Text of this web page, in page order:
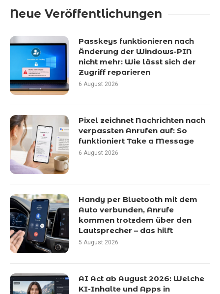
Neue Veröffentlichungen
Passkeys funktionieren nach
Änderung der Windows-PIN
nicht mehr: Wie lässt sich der
Zugriff reparieren
6 August 2026
Pixel zeichnet Nachrichten nach
verpassten Anrufen auf: So
funktioniert Take a Message
6 August 2026
Handy per Bluetooth mit dem
Auto verbunden, Anrufe
kommen trotzdem über den
Lautsprecher – das hilft
5 August 2026
AI Act ab August 2026: Welche
KI-Inhalte und Apps in